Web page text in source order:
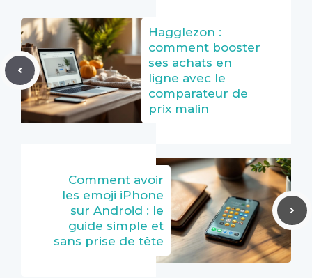
Hagglezon :
comment booster
ses achats en
ligne avec le
comparateur de
prix malin
Comment avoir
les emoji iPhone
sur Android : le
guide simple et
sans prise de tête